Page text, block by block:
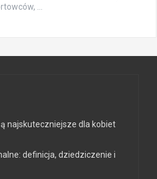
…
najskuteczniejsze dla kobiet
definicja, dziedziczenie i